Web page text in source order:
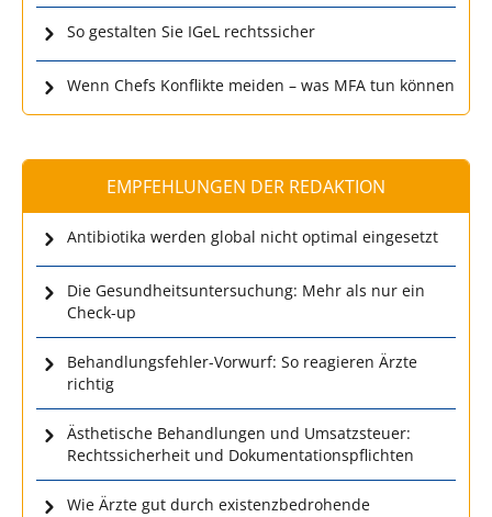
So gestalten Sie IGeL rechtssicher
Wenn Chefs Konflikte meiden – was MFA tun können
EMPFEHLUNGEN DER REDAKTION
Antibiotika werden global nicht optimal eingesetzt
Die Gesundheitsuntersuchung: Mehr als nur ein
Check-up
Behandlungsfehler-Vorwurf: So reagieren Ärzte
richtig
Ästhetische Behandlungen und Umsatzsteuer:
Rechtssicherheit und Dokumentationspflichten
Wie Ärzte gut durch existenzbedrohende